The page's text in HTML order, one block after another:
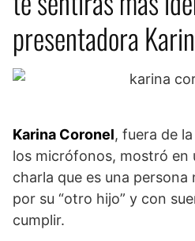
presentadora
Karina Coronel, fuera de
los micrófonos, mostró en
charla que es una
por su “otro hijo” y con
cumplir.